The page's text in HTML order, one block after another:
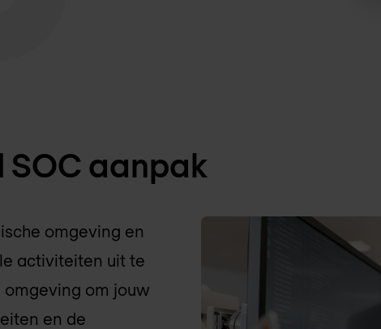
SOC aanpak
omgeving en
activiteiten uit te
om jouw
en de